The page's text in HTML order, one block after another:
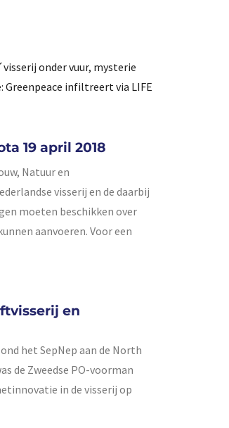
onder vuur, mysterie
Greenpeace infiltreert via LIFE
19 april 2018
Natuur en
visserij en de daarbij
moeten beschikken over
aanvoeren. Voor een
en
het SepNep aan de North
de Zweedse PO-voorman
in de visserij op